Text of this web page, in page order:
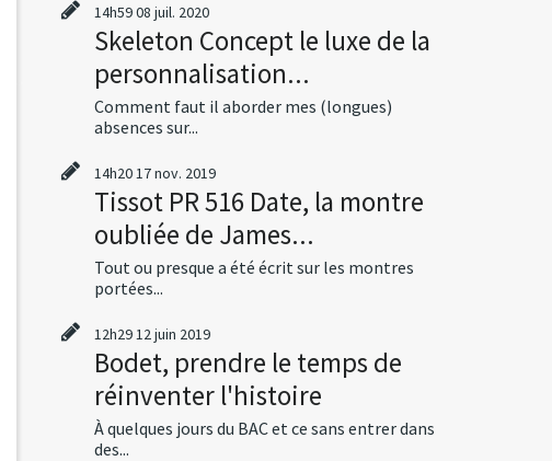
14h5908 juil. 2020
Skeleton Concept le luxe de la
personnalisation...
Comment faut il aborder mes (longues)
absences sur...
14h2017nov. 2019
Tissot PR 516 Date, la montre
oubliée de James...
Tout ou presque a été écrit sur les montres
portées...
12h2912juin 2019
Bodet, prendre le temps de
réinventer l'histoire
À quelques jours du BAC et ce sans entrer dans
des...